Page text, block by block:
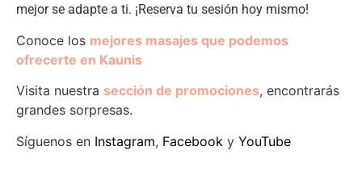
mejor se adapte a ti. ¡Reserva tu sesión hoy mismo!
Conoce los mejores masajes que podemos
ofrecerte en Kaunis
Visita nuestra sección de promociones, encontrarás
grandes sorpresas.
Síguenos en Instagram, Facebook y YouTube